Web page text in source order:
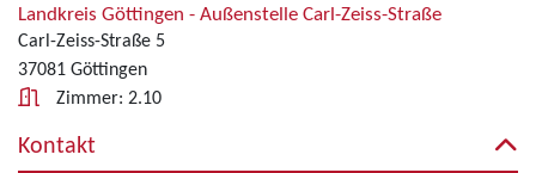
Landkreis Göttingen - Außenstelle Carl-Zeiss-Straße
Carl-Zeiss-Straße 5
37081 Göttingen
Zimmer: 2.10
Kontakt